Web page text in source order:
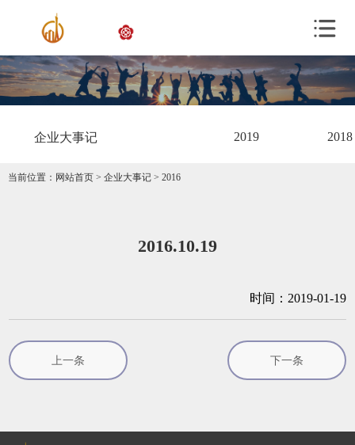
企业大事记 2019 2018
当前位置： 网站首页 > 企业大事记 > 2016
2016.10.19
时间：2019-01-19
上一条 下一条